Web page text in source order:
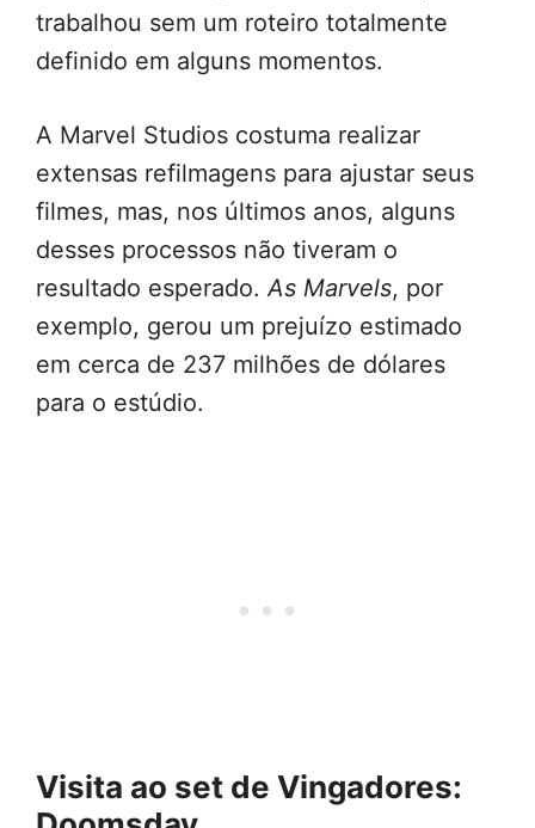
trabalhou sem um roteiro totalmente
definido em alguns momentos.
A Marvel Studios costuma realizar
extensas refilmagens para ajustar seus
filmes, mas, nos últimos anos, alguns
desses processos não tiveram o
resultado esperado. As Marvels, por
exemplo, gerou um prejuízo estimado
em cerca de 237 milhões de dólares
para o estúdio.
Visita ao set de Vingadores: